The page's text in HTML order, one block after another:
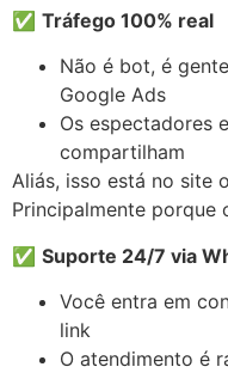
✅ Tráfego 100% real
Não é bot, é
Google Ads
Os espectadores
compartilham
Aliás, isso está no site
Principalmente porque
✅ Suporte 24/7 via
Você entra em
link
O atendimento é